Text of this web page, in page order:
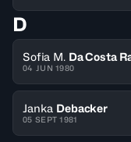
D
Sofia M. Da Costa
04 JUN 1980
Janka Debacker
05 SEPT 1981